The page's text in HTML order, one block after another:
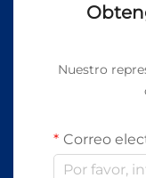
Nuestro
Correo